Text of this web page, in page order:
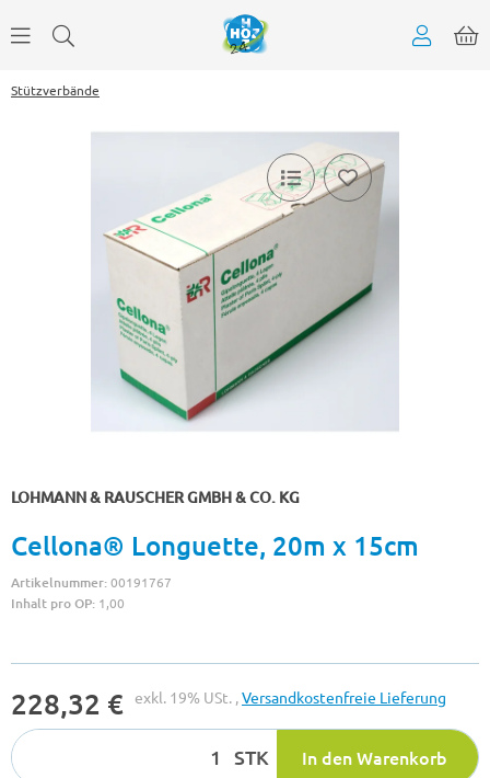
Stützverbände
LOHMANN & RAUSCHER GMBH & CO. KG
Cellona® Longuette, 20m x 15cm
Artikelnummer:00191767
Inhalt pro OP: 1,00
228,32 € exkl. 19% USt. ,Versandkostenfreie Lieferung
STK In den Warenkorb